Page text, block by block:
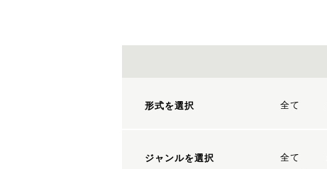
形式を選択 全て
ジャンルを選択 全て